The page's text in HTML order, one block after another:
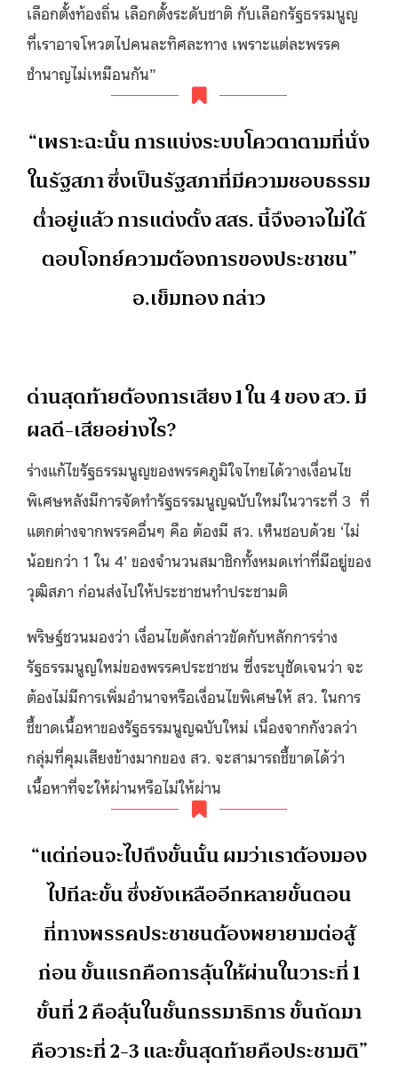
เลือกตั้งท้องถิ่น เลือกตั้งระดับชาติ กับเลือกรัฐธรรมนูญ
ที่เราอาจโหวตไปคนละทิศละทาง เพราะแต่ละพรรค
ชำนาญไม่เหมือนกัน”
“เพราะฉะนั้น การแบ่งระบบโควตาตามที่นั่ง
ในรัฐสภา ซึ่งเป็นรัฐสภาที่มีความชอบธรรม
ต่ำอยู่แล้ว การแต่งตั้ง สสร. นี้จึงอาจไม่ได้
ตอบโจทย์ความต้องการของประชาชน”
อ.เข็มทอง กล่าว
ด่านสุดท้ายต้องการเสียง 1 ใน 4 ของ สว. มี
ผลดี-เสียอย่างไร?
ร่างแก้ไขรัฐธรรมนูญของพรรคภูมิใจไทยได้วางเงื่อนไข
พิเศษหลังมีการจัดทำรัฐธรรมนูญฉบับใหม่ในวาระที่ 3 ที่
แตกต่างจากพรรคอื่นๆ คือ ต้องมี สว. เห็นชอบด้วย ‘ไม่
น้อยกว่า 1 ใน 4’ ของจำนวนสมาชิกทั้งหมดเท่าที่มีอยู่ของ
วุฒิสภา ก่อนส่งไปให้ประชาชนทำประชามติ
พริษฐ์ชวนมองว่า เงื่อนไขดังกล่าวขัดกับหลักการร่าง
รัฐธรรมนูญใหม่ของพรรคประชาชน ซึ่งระบุชัดเจนว่า จะ
ต้องไม่มีการเพิ่มอำนาจหรือเงื่อนไขพิเศษให้ สว. ในการ
ชี้ขาดเนื้อหาของรัฐธรรมนูญฉบับใหม่ เนื่องจากกังวลว่า
กลุ่มที่คุมเสียงข้างมากของ สว. จะสามารถชี้ขาดได้ว่า
เนื้อหาที่จะให้ผ่านหรือไม่ให้ผ่าน
“แต่ก่อนจะไปถึงขั้นนั้น ผมว่าเราต้องมอง
ไปทีละขั้น ซึ่งยังเหลืออีกหลายขั้นตอน
ที่ทางพรรคประชาชนต้องพยายามต่อสู้
ก่อน ขั้นแรกคือการลุ้นให้ผ่านในวาระที่ 1
ขั้นที่ 2 คือลุ้นในชั้นกรรมาธิการ ขั้นถัดมา
คือวาระที่ 2-3 และขั้นสุดท้ายคือประชามติ”